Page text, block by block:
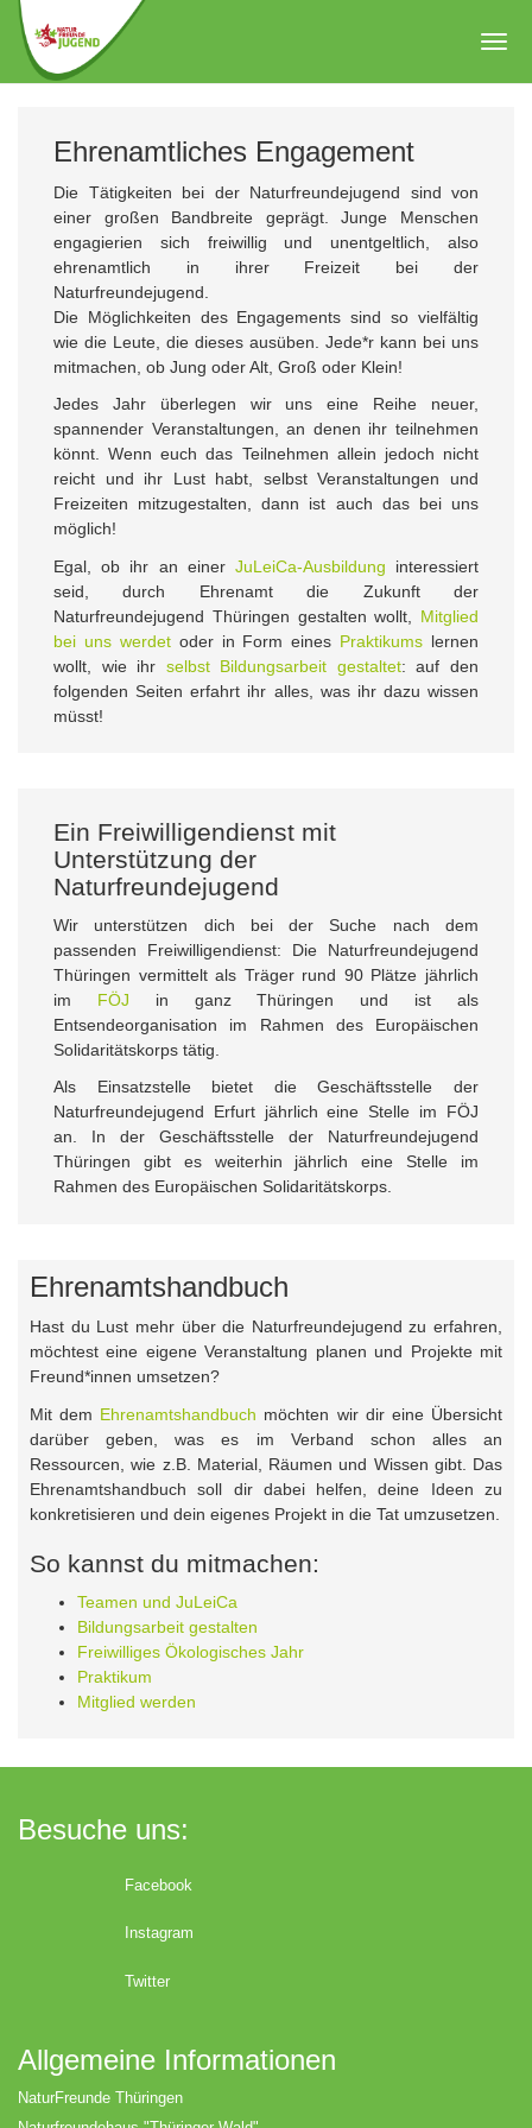
Zum
Hauptinhalt
springen
Ehrenamtliches Engagement
Die Tätigkeiten bei der Naturfreundejugend sind von
einer großen Bandbreite geprägt. Junge Menschen
engagierien sich freiwillig und unentgeltlich, also
ehrenamtlich in ihrer Freizeit bei der
Naturfreundejugend.
Die Möglichkeiten des Engagements sind so vielfältig
wie die Leute, die dieses ausüben. Jede*r kann bei uns
mitmachen, ob Jung oder Alt, Groß oder Klein!
Jedes Jahr überlegen wir uns eine Reihe neuer,
spannender Veranstaltungen, an denen ihr teilnehmen
könnt. Wenn euch das Teilnehmen allein jedoch nicht
reicht und ihr Lust habt, selbst Veranstaltungen und
Freizeiten mitzugestalten, dann ist auch das bei uns
möglich!
Egal, ob ihr an einer JuLeiCa-Ausbildung interessiert
seid, durch Ehrenamt die Zukunft der
Naturfreundejugend Thüringen gestalten wollt, Mitglied
bei uns werdetoder in Form eines Praktikums lernen
wollt, wie ihr selbst Bildungsarbeit gestaltet: auf den
folgenden Seiten erfahrt ihr alles, was ihr dazu wissen
müsst!
Ein Freiwilligendienst mit
Unterstützung der
Naturfreundejugend
Wir unterstützen dich bei der Suche nach dem
passenden Freiwilligendienst: Die Naturfreundejugend
Thüringen vermittelt als Träger rund 90 Plätze jährlich
im FÖJ in ganz Thüringen und ist als
Entsendeorganisation im Rahmen des Europäischen
Solidaritätskorps tätig.
Als Einsatzstelle bietet die Geschäftsstelle der
Naturfreundejugend Erfurt jährlich eine Stelle im FÖJ
an. In der Geschäftsstelle der Naturfreundejugend
Thüringen gibt es weiterhin jährlich eine Stelle im
Rahmen des Europäischen Solidaritätskorps.
Ehrenamtshandbuch
Hast du Lust mehr über die Naturfreundejugend zu erfahren,
möchtest eine eigene Veranstaltung planen und Projekte mit
Freund*innen umsetzen?
Mit dem Ehrenamtshandbuch möchten wir dir eine Übersicht
darüber geben, was es im Verband schon alles an
Ressourcen, wie z.B. Material, Räumen und Wissen gibt. Das
Ehrenamtshandbuch soll dir dabei helfen, deine Ideen zu
konkretisieren und dein eigenes Projekt in die Tat umzusetzen.
So kannst du mitmachen:
Teamen und JuLeiCa
Bildungsarbeit gestalten
Freiwilliges Ökologisches Jahr
Praktikum
Mitglied werden
Besuche uns:
Facebook
Instagram
Twitter
Allgemeine Informationen
NaturFreunde Thüringen